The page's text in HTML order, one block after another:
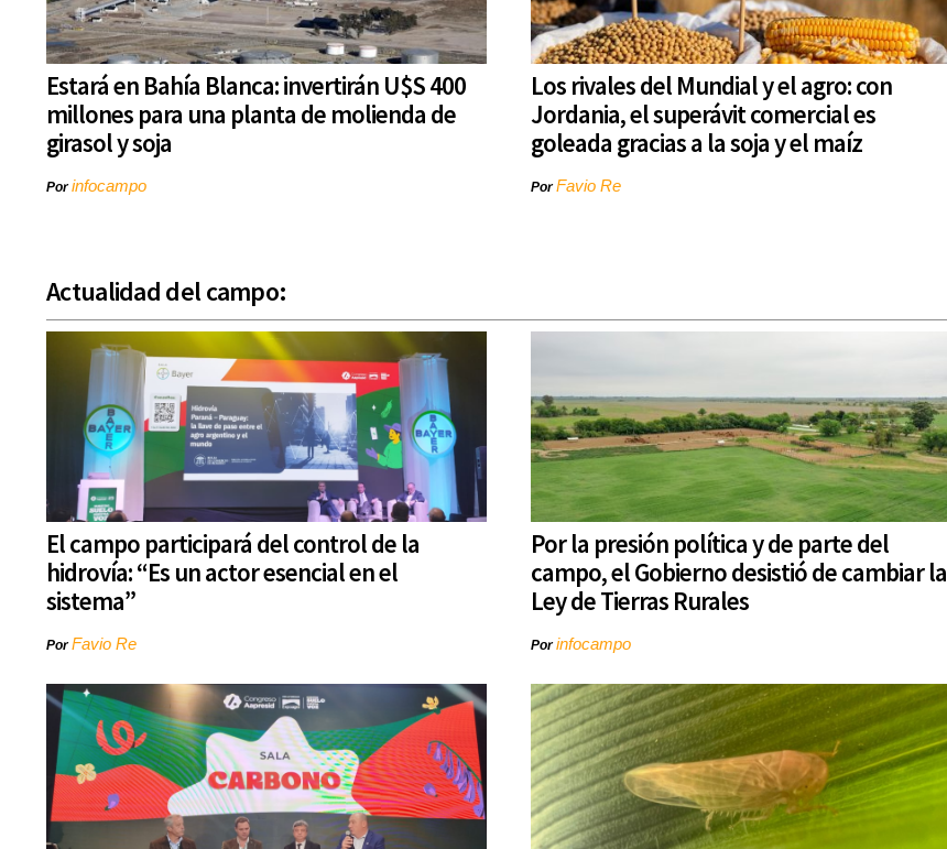
Estará en Bahía Blanca: invertirán U$S 400
millones para una planta de molienda de
girasol y soja
Porinfocampo
Los rivales del Mundial y el agro: con
Jordania, el superávit comercial es
goleada gracias a la soja y el maíz
PorFavio Re
Actualidad del campo:
El campo participará del control de la
hidrovía: “Es un actor esencial en el
sistema”
PorFavio Re
Por la presión política y de parte del
campo, el Gobierno desistió de cambiar la
Ley de Tierras Rurales
Porinfocampo